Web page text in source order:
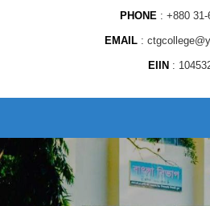
PHONE +880 31-
EMAIL
EIIN